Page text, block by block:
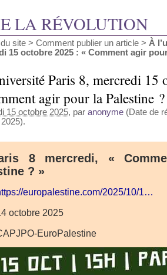
LA RÉVOLUTION
site > Comment publier un article > À
15 octobre 2025 : « Comment agir
Paris 8, mercredi 15
agir pour la Palestine
15 octobre 2025, par anonyme (Date de
8 mercredi, «
? »
europalestine.com/2025/10/1…
octobre 2025
EuroPalestine